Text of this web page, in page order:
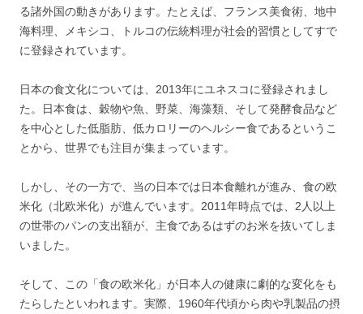
る諸外国の動きがあります。たとえば、フランス美食術、地中
海料理、メキシコ、トルコの伝統料理が社会的習慣としてすで
に登録されています。
日本の食文化については、2013年にユネスコに登録されまし
た。日本食は、穀物や魚、野菜、海藻類、そして発酵食品など
を中心とした低脂肪、低カロリーのヘルシー食であるというこ
とから、世界でも注目が集まっています。
しかし、その一方で、当の日本では日本食離れが進み、食の欧
米化（北欧米化）が進んでいます。2011年時点では、2人以上
の世帯のパンの支出額が、主食であるはずのお米を抜いてしま
いました。
そして、この「食の欧米化」が日本人の健康に劇的な変化をも
たらしたといわれます。実際、1960年代頃から肉や乳製品の摂